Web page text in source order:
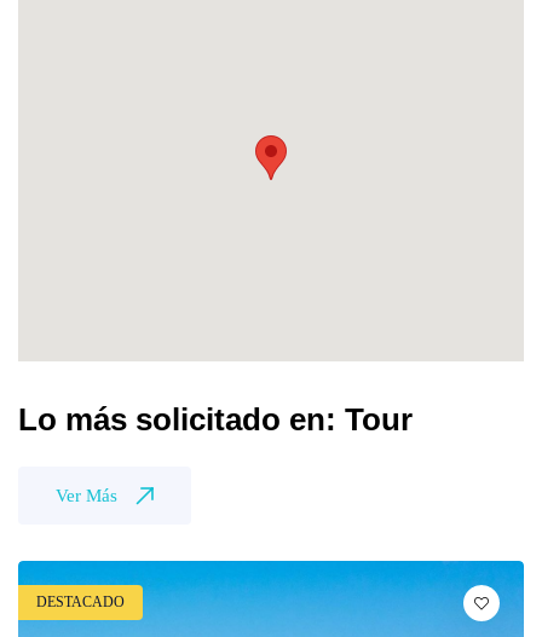
Lo más solicitado en: Tour
Ver Más
DESTACADO